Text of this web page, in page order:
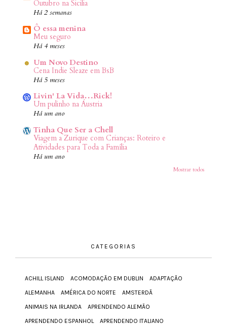
Outubro na Sicilia
Há 2 semanas
Ô essa menina
Meu seguro
Há 4 meses
Um Novo Destino
Cena Indie Sleaze em BsB
Há 5 meses
Livin' La Vida…Rick!
Um pulinho na Áustria
Há um ano
Tinha Que Ser a Chell
Viagem a Zurique com Crianças: Roteiro e
Atividades para Toda a Família
Há um ano
Mostrar todos
CATEGORIAS
ACHILL ISLAND ACOMODAÇÃO EM DUBLIN
ADAPTAÇÃO
ALEMANHA
AMÉRICA DO NORTE
AMSTERDÃ
ANIMAIS NA IRLANDA
APRENDENDO ALEMÃO
APRENDENDO ESPANHOL
APRENDENDO ITALIANO